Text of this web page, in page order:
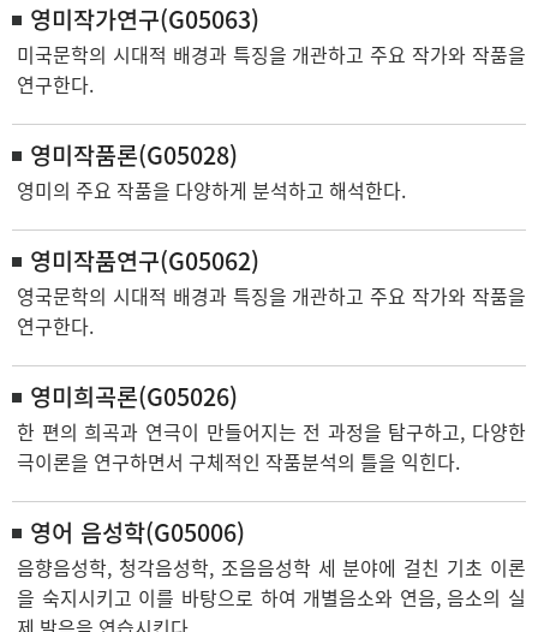
영미작가연구(G05063)
미국문학의 시대적 배경과 특징을 개관하고 주요 작가와 작품을
연구한다.
영미작품론(G05028)
영미의 주요 작품을 다양하게 분석하고 해석한다.
영미작품연구(G05062)
영국문학의 시대적 배경과 특징을 개관하고 주요 작가와 작품을
연구한다.
영미희곡론(G05026)
한 편의 희곡과 연극이 만들어지는 전 과정을 탐구하고, 다양한
극이론을 연구하면서 구체적인 작품분석의 틀을 익힌다.
영어 음성학(G05006)
음향음성학, 청각음성학, 조음음성학 세 분야에 걸친 기초 이론
을 숙지시키고 이를 바탕으로 하여 개별음소와 연음, 음소의 실